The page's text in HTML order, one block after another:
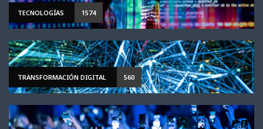
TECNOLOGÍAS 1574
TRANSFORMACIÓN DIGITAL 560